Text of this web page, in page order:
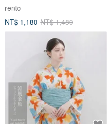
rento
NT$ 1,180 NT$ 1,480